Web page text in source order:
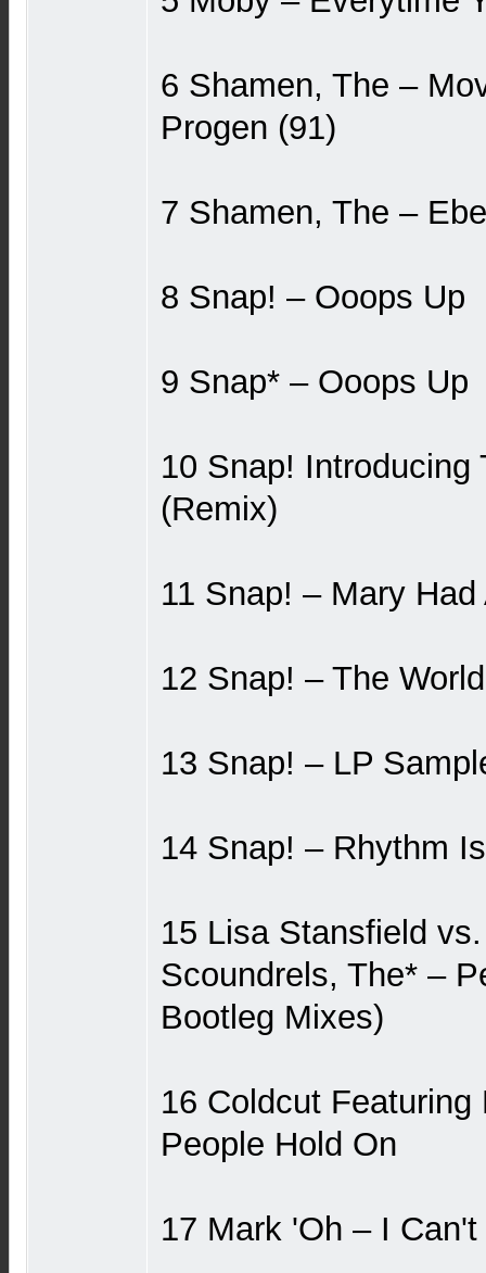
6 Shamen, The ‎–
Progen (91)
7 Shamen, The ‎–
8 Snap! ‎– Ooops Up
9 Snap* ‎– Ooops Up
10 Snap! Introducing
(Remix)
11 Snap! ‎– Mary
12 Snap! ‎– The
13 Snap! ‎– LP
14 Snap! ‎– Rhythm
15 Lisa Stansfield
Scoundrels, The* –
Bootleg Mixes)
16 Coldcut
People Hold On
17 Mark 'Oh ‎– I